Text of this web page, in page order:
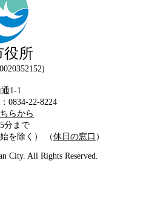
役所
1-1
0834-22-8224
らから
分まで
を除く） （休日の窓口 ）
City. All Rights Reserved.